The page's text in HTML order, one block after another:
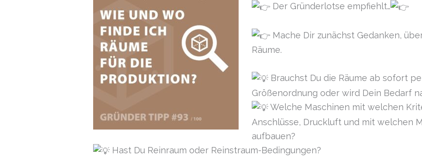
Der Gründerlotse empfiehlt…
Mache Dir zunächst Gedanken,
Räume.
Brauchst Du die Räume ab sofort
Größenordnung oder wird Dein Bedarf
Welche Maschinen mit welchen
Anschlüsse, Druckluft und mit welchen
aufbauen?
Hast Du Reinraum oder Reinstraum-Bedingungen?